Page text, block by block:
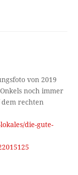
von 2019
noch immer
dem rechten
die-gute-